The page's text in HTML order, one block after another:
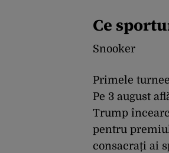
Ce
Snooker
Primele
Pe 3 august
Trump
pentru
consacrați ai